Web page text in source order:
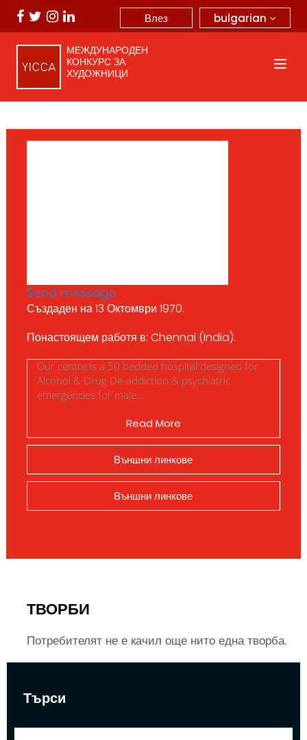
bulgarian
Влез
МЕЖДУНАРОДЕН
КОНКУРС ЗА
ХУДОЖНИЦИ
Търси
Send message
Създаден на 13 Октомври 1970.
Понастоящем работя в: Chennai (India).
Our centre is a 50 bedded hospital designed for
Alcohol & Drug De-addiction & psychiatric
emergencies for male...
Read More
Външни линкове
Външни линкове
ТВОРБИ
Потребителят не е качил още нито една творба.